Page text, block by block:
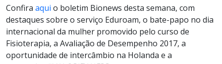
Confira aqui o boletim Bionews desta semana, com
destaques sobre o serviço Eduroam, o bate-papo no dia
internacional da mulher promovido pelo curso de
Fisioterapia, a Avaliação de Desempenho 2017, a
oportunidade de intercâmbio na Holanda e a